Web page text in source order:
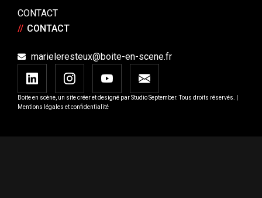
CONTACT
// CONTACT
marieleresteux@boite-en-scene.fr
Boite en scène, un site créer et designé parStudio September. Tous droits réservés. |
Mentions légales et confidentialité